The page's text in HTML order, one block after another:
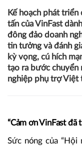
Kế hoạch phát
tấn của VinFast
đông đảo doanh
tin tưởng và đánh
kỳ vọng, cú hích
tạo ra bước chuyển
nghiệp phụ trợ Việt
“Cảm ơn VinFast đã
Sức nóng của “Hội